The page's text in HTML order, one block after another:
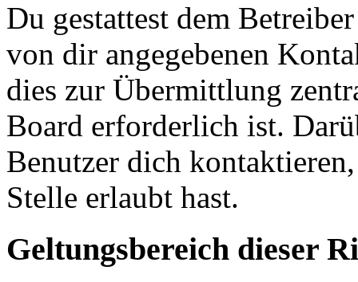
Du gestattest dem
von dir angegebenen
dies zur Übermittlung
Board erforderlich ist.
Benutzer dich
Stelle erlaubt hast.
Geltungsbereich dieser